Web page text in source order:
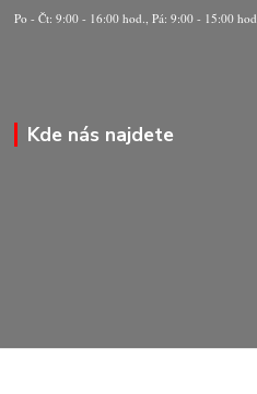
Po - Čt: 9:00 - 16:00 hod., Pá: 9:00 - 15:00 hod.
Kde nás najdete